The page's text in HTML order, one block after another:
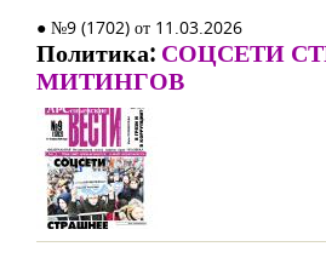
● №9 (1702) от 11.03.2026
Политика: СОЦСЕТИ
МИТИНГОВ